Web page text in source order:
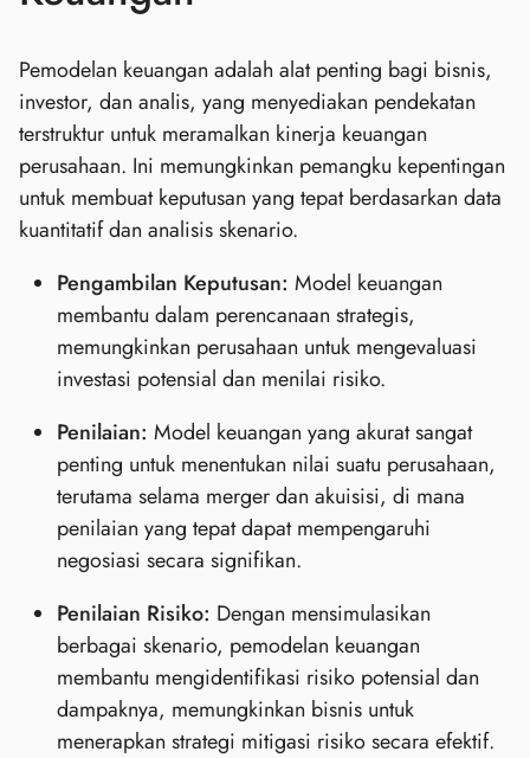
Pemodelan keuangan adalah alat penting bagi bisnis,
investor, dan analis, yang menyediakan pendekatan
terstruktur untuk meramalkan kinerja keuangan
perusahaan. Ini memungkinkan pemangku kepentingan
untuk membuat keputusan yang tepat berdasarkan data
kuantitatif dan analisis skenario.
Pengambilan Keputusan: Model keuangan
membantu dalam perencanaan strategis,
memungkinkan perusahaan untuk mengevaluasi
investasi potensial dan menilai risiko.
Penilaian: Model keuangan yang akurat sangat
penting untuk menentukan nilai suatu perusahaan,
terutama selama merger dan akuisisi, di mana
penilaian yang tepat dapat mempengaruhi
negosiasi secara signifikan.
Penilaian Risiko: Dengan mensimulasikan
berbagai skenario, pemodelan keuangan
membantu mengidentifikasi risiko potensial dan
dampaknya, memungkinkan bisnis untuk
menerapkan strategi mitigasi risiko secara efektif.